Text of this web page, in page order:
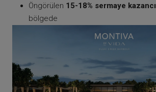
Öngörülen 15-18% sermaye kazancı
bölgede